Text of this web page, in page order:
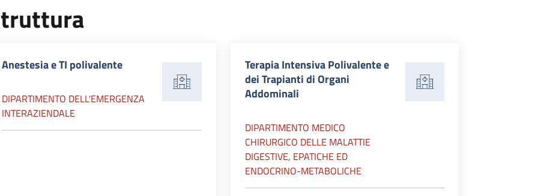
Anestesia e TI polivalente
DIPARTIMENTO DELL'EMERGENZA
INTERAZIENDALE
Terapia Intensiva Polivalente e
dei Trapianti di Organi
Addominali
DIPARTIMENTO MEDICO
CHIRURGICO DELLE MALATTIE
DIGESTIVE, EPATICHE ED
ENDOCRINO-METABOLICHE